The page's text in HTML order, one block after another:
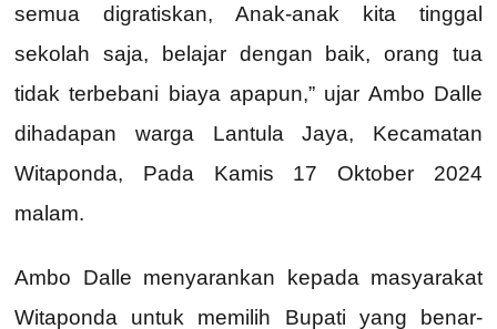
semua digratiskan, Anak-anak kita tinggal
sekolah saja, belajar dengan baik, orang tua
tidak terbebani biaya apapun,” ujar Ambo Dalle
dihadapan warga Lantula Jaya, Kecamatan
Witaponda, Pada Kamis 17 Oktober 2024
malam.
Ambo Dalle menyarankan kepada masyarakat
Witaponda untuk memilih Bupati yang benar-